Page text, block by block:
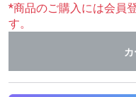
*商品のご購入には会員
す。